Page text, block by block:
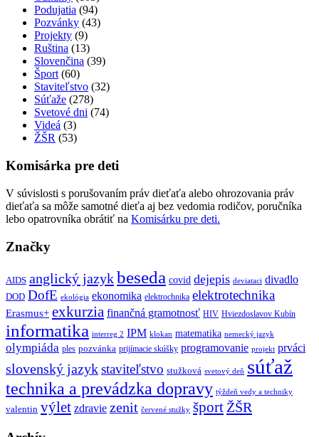
Podujatia (94)
Pozvánky (43)
Projekty (9)
Ruština (13)
Slovenčina (39)
Šport(60)
Staviteľstvo (32)
Súťaže (278)
Svetové dni (74)
Videá (3)
ŽŠR (53)
Komisárka pre deti
V súvislosti s porušovaním práv dieťaťa alebo ohrozovania práv
dieťaťa sa môže samotné dieťa aj bez vedomia rodičov, poručníka
lebo opatrovníka obrátiť na Komisárku pre deti.
Značky
AIDS anglický jazykbeseda covid dejepis deviataci divadlo
DOD DofE ekológia ekonomika elektrochnika elektrotechnika
Erasmus+ exkurzia finančná gramotnosť HIV Hviezdoslavov Kubín
informatika interreg 2 IPM klokan matematika nemecký jazyk
olympiáda ples pozvánka prijímacie skúšky programovanie projekt prváci
slovenský jazykstaviteľstvo stužková svetový deň súťaž
technika a prevádzka dopravy týždeň vedy a techniky
valentin výlet zdravie zenit červené stužky šport ŽŠR